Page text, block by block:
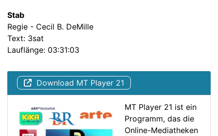
Stab
Regie - Cecil B. DeMille
Text: 3sat
Lauflänge: 03:31:03
Download MT Player 21
MT Player 21 ist ein
Programm, das die
Online-Mediatheken